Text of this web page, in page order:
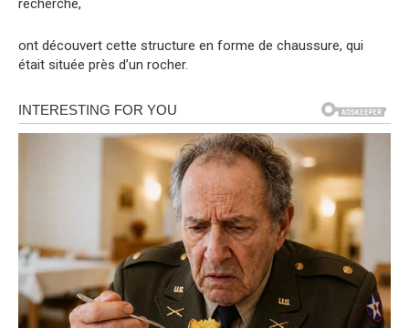
recherche,
ont découvert cette structure en forme de chaussure, qui
était située près d’un rocher.